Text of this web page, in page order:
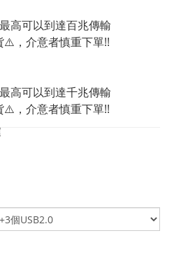
高可以到達百兆傳輸
，介意者慎重下單!!
高可以到達千兆傳輸
，介意者慎重下單!!